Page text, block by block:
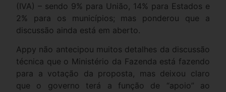
(IVA) – sendo 9% para União, 14% para Estados e
2% para os municípios; mas ponderou que a
discussão ainda está em aberto.
Appy não antecipou muitos detalhes da discussão
técnica que o Ministério da Fazenda está fazendo
para a votação da proposta, mas deixou claro
que o governo terá a função de “apoio” ao